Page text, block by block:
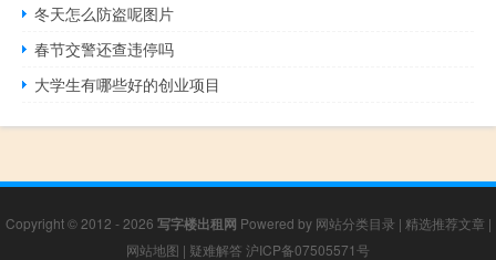
冬天怎么防盗呢图片
春节交警还查违停吗
大学生有哪些好的创业项目
Copyright © 2012 - 2026 写字楼出租网 Powered by 网站分类目录 | 精选推荐文章 |
网站地图 | 疑难解答 沪ICP备07505571号